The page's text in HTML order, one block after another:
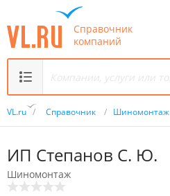
Справочник
компаний
VL.ru / Справочник / Шиномонтаж
ИП Степанов С. Ю.
Шиномонтаж